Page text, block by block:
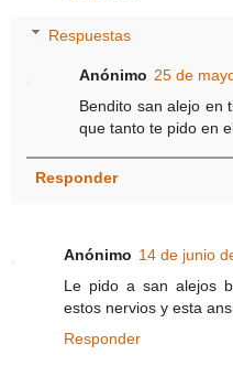
Respuestas
Anónimo 25 de
Bendito san alejo en
que tanto te pido en
Responder
Anónimo 14 de junio
Le pido a san alejos
estos nervios y esta
Responder